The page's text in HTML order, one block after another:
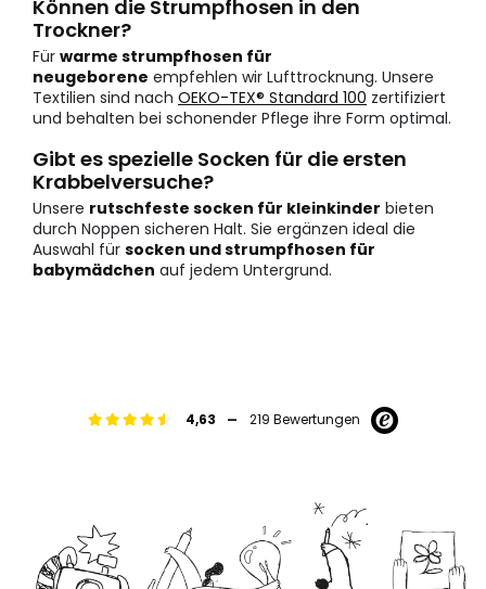
Können die Strumpfhosen in den
Trockner?
Für warme strumpfhosen für
neugeborene empfehlen wir Lufttrocknung. Unsere
Textilien sind nach OEKO-TEX® Standard 100 zertifiziert
und behalten bei schonender Pflege ihre Form optimal.
Gibt es spezielle Socken für die ersten
Krabbelversuche?
Unsere rutschfeste socken für kleinkinder bieten
durch Noppen sicheren Halt. Sie ergänzen ideal die
Auswahl für socken und strumpfhosen für
babymädchen auf jedem Untergrund.
4,63 - 219 Bewertungen